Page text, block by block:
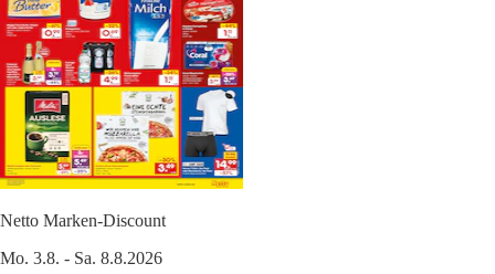
Netto Marken-Discount
Mo. 3.8. - Sa. 8.8.2026